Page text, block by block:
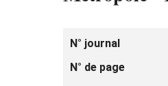
N° journal
N° de page